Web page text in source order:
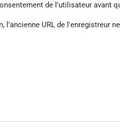
de l'utilisateur avant
URL de l'enregistreur